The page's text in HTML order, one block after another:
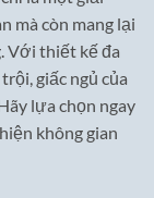
mà còn mang lại
Với thiết kế đa
giấc ngủ của
lựa chọn ngay
không gian